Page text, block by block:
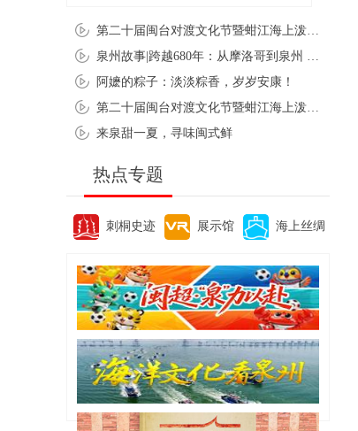
阿嬷的粽子：淡淡粽香，岁岁安康！
来泉甜一夏，寻味闽式鲜
热点专题
刺桐史迹 展示馆 海上丝绸